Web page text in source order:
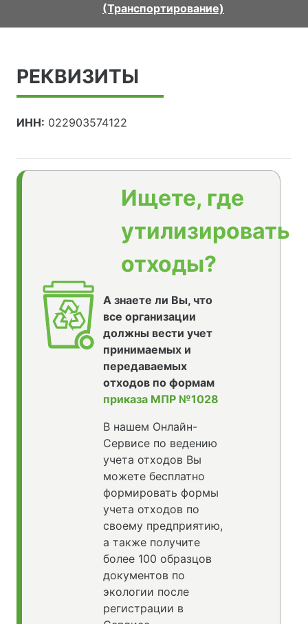
(Транспортирование)
РЕКВИЗИТЫ
ИНН: 022903574122
Ищете, где
утилизировать
отходы?
А знаете ли Вы, что
все организации
должны вести учет
принимаемых и
передаваемых
отходов по формам
приказа МПР №1028
В нашем Онлайн-
Сервисе по ведению
учета отходов Вы
можете бесплатно
формировать формы
учета отходов по
своему предприятию,
а также получите
более 100 образцов
документов по
экологии после
регистрации в